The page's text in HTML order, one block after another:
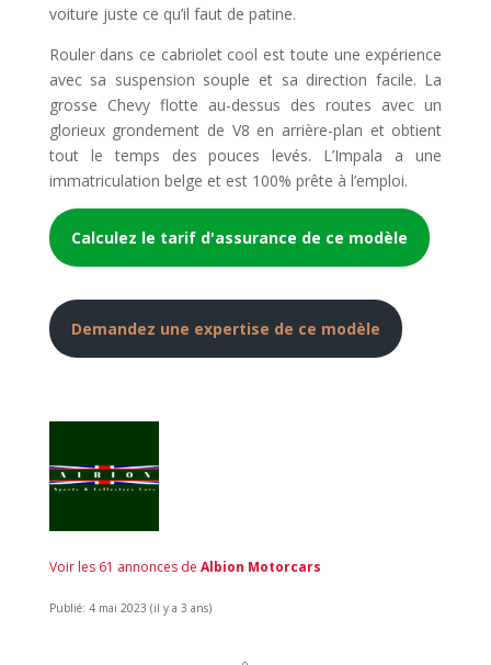
voiture juste ce qu’il faut de patine.
Rouler dans ce cabriolet cool est toute une expérience
avec sa suspension souple et sa direction facile. La
grosse Chevy flotte au-dessus des routes avec un
glorieux grondement de V8 en arrière-plan et obtient
tout le temps des pouces levés. L’Impala a une
immatriculation belge et est 100% prête à l’emploi.
Calculez le tarif d'assurance de ce modèle
Demandez une expertise de ce modèle
Voir les 61 annonces de Albion Motorcars
Publié: 4 mai 2023 (il y a 3 ans)